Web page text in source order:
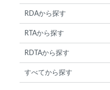
RDAから探す
RTAから探す
RDTAから探す
すべてから探す